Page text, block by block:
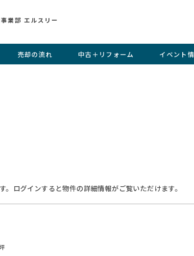
業部 エルスリー
売却の流れ 中古＋リフォーム イベント
ログインすると物件の詳細情報がご覧いただけます。